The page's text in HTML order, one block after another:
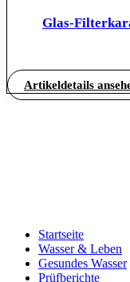
Glas-
Artikeldetails
Startseite
Wasser & Leben
Gesundes Wasser
Prüfberichte